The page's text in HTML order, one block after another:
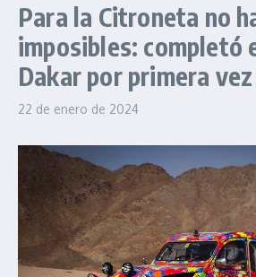
Para la Citroneta no
imposibles: completó
Dakar por primera vez
22 de enero de 2024